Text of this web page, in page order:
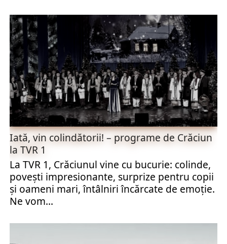
Iată, vin colindătorii! – programe de Crăciun
la TVR 1
La TVR 1, Crăciunul vine cu bucurie: colinde,
poveşti impresionante, surprize pentru copii
şi oameni mari, întâlniri încărcate de emoţie.
Ne vom...